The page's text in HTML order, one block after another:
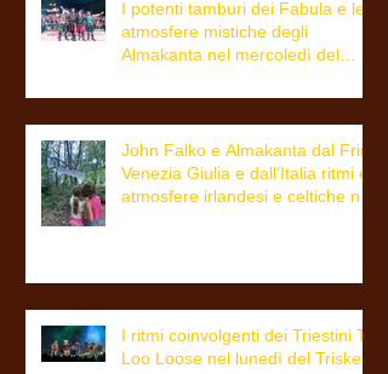
I potenti tamburi dei Fabula e le
atmosfere mistiche degli
Almakanta nel mercoledì del
John Falko e Almakanta dal Friuli
Venezia Giulia e dall’Italia ritmi e
atmosfere irlandesi e celtiche nel
I ritmi coinvolgenti dei Triestini To
Loo Loose nel lunedì del Triskell